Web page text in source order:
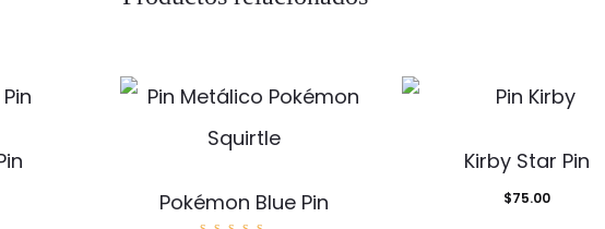
Pokémon Blue Pin
Kirby Star Pin
$75.00